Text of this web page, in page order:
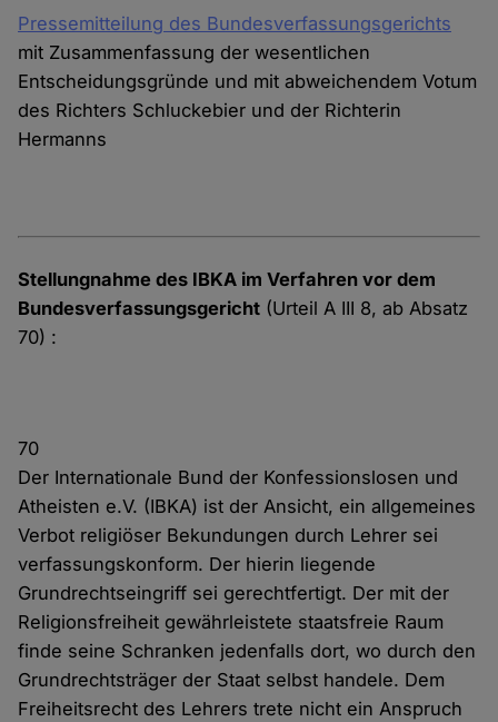
Pressemitteilung des Bundesverfassungsgerichts
mit Zusammenfassung der wesentlichen
Entscheidungsgründe und mit abweichendem Votum
des Richters Schluckebier und der Richterin
Hermanns
Stellungnahme des IBKA im Verfahren vor dem
Bundesverfassungsgericht (Urteil A III 8, ab Absatz
70) :
70
Der Internationale Bund der Konfessionslosen und
Atheisten e.V. (IBKA) ist der Ansicht, ein allgemeines
Verbot religiöser Bekundungen durch Lehrer sei
verfassungskonform. Der hierin liegende
Grundrechtseingriff sei gerechtfertigt. Der mit der
Religionsfreiheit gewährleistete staatsfreie Raum
finde seine Schranken jedenfalls dort, wo durch den
Grundrechtsträger der Staat selbst handele. Dem
Freiheitsrecht des Lehrers trete nicht ein Anspruch